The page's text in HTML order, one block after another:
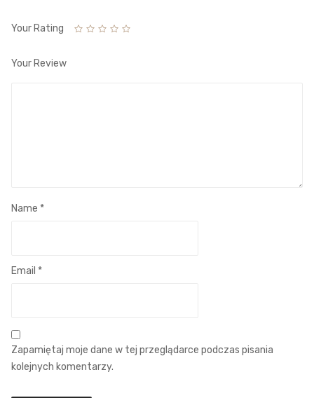
Your Rating
Your Review
Name *
Email *
Zapamiętaj moje dane w tej przeglądarce podczas pisania
kolejnych komentarzy.